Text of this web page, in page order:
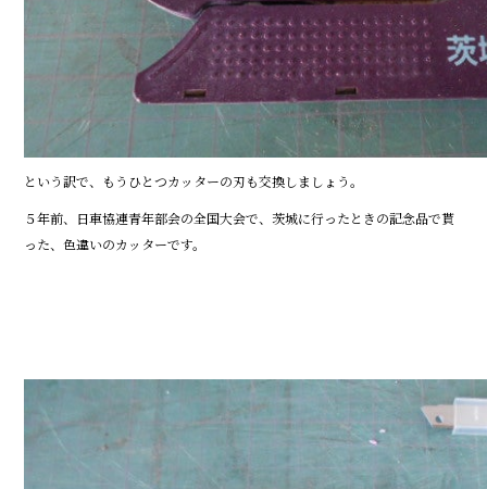
という訳で、もうひとつカッターの刃も交換しましょう。
５年前、日車協連青年部会の全国大会で、茨城に行ったときの記念品で貰
った、色違いのカッターです。